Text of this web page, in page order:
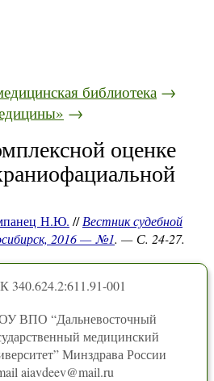
библиотека →
→
оценке
Н.Ю. //Вестник судебной
2016 — №1. — С. 24-27.
340.624.2:611.91-001
ВПО “Дальневосточный
медицинский
Минздрава России
aiavdeev@mail.ru